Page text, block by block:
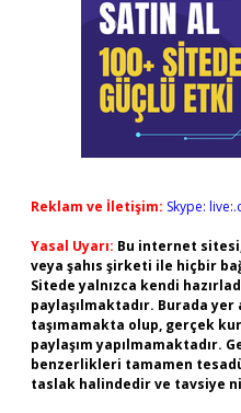
Reklam ve İletişim: Skype:
Yasal Uyarı: Bu internet
veya şahıs şirketi ile hiçbir
Sitede yalnızca kendi
paylaşılmaktadır. Burada
taşımamakta olup, gerçek
paylaşım yapılmamaktadır.
benzerlikleri tamamen
taslak halindedir ve tavsiye